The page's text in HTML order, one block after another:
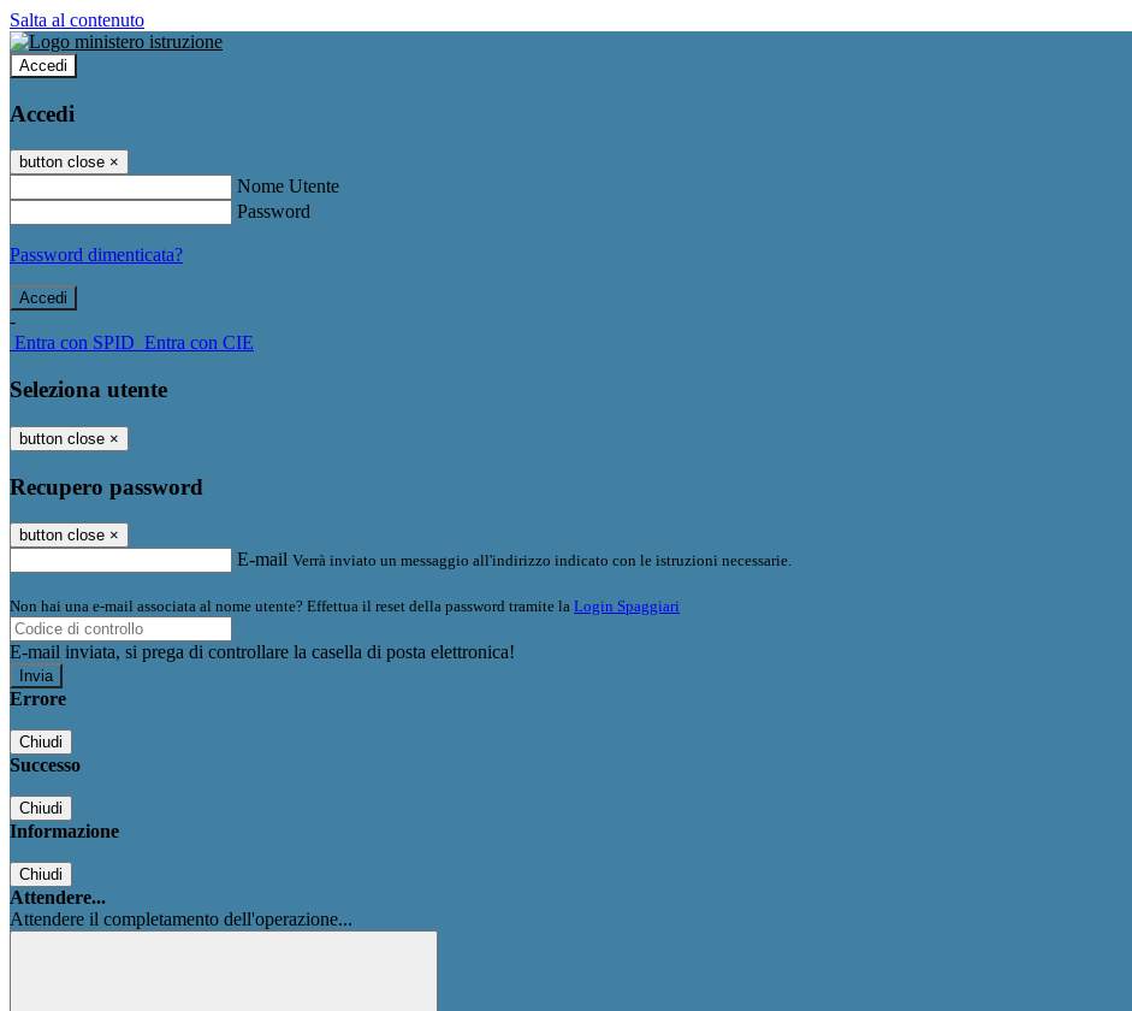
Salta al contenuto
Accedi
Accedi
button close ×
Nome Utente
Password
Password dimenticata?
-
Entra con SPID Entra con CIE
Seleziona utente
button close ×
Recupero password
button close ×
E-mail Verrà inviato un messaggio all'indirizzo indicato con le istruzioni necessarie.
Non hai una e-mail associata al nome utente? Effettua il reset della password tramite la Login Spaggiari
E-mail inviata, si prega di controllare la casella di posta elettronica!
Errore
Chiudi
Successo
Chiudi
Informazione
Chiudi
Attendere...
Attendere il completamento dell'operazione...